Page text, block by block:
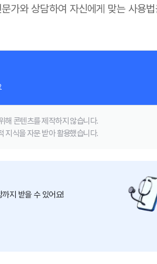
가와 상담하여 자신에게 맞는 사용
해 콘텐츠를 제작하지 않습니다.
지식을 자문 받아 활용했습니다.
지 받을 수 있어요!